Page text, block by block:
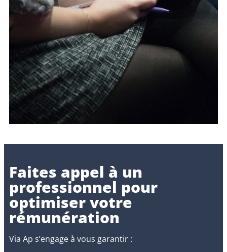
Faites appel à un
professionnel pour
optimiser votre
rémunération
Via Ap s’engage à vous garantir :